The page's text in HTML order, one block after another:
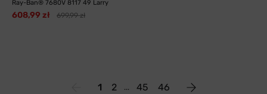
Ray-Ban® 7680V 8117 49 Larry
608,99 zł 699,99 zł
1 2 45 46